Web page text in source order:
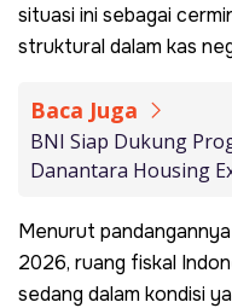
situasi ini sebagai
struktural dalam kas
Baca Juga
BNI Siap Dukung
Danantara Housing
Menurut
2026, ruang fiskal
sedang dalam kondisi